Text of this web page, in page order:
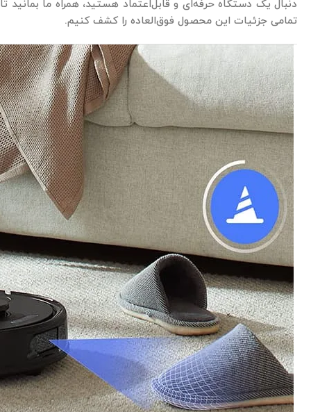
دنبال یک دستگاه حرفه‌ای و قابل‌اعتماد هستید، همراه ما بمانید تا
تمامی جزئیات این محصول فوق‌العاده را کشف کنیم.